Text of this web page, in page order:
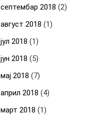
септембар 2018 (2)
август 2018 (1)
јул 2018 (1)
јун 2018 (5)
мај 2018 (7)
април 2018 (4)
март 2018 (1)